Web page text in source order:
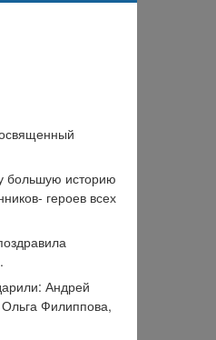
большую историю
героев всех
Андрей
Филиппова,